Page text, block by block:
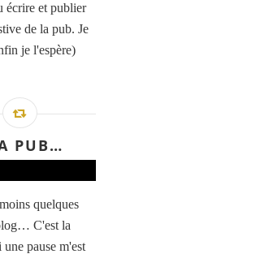
écrire et publier
de la pub. Je
je l'espère)
PUB…
quelques
C'est la
pause m'est